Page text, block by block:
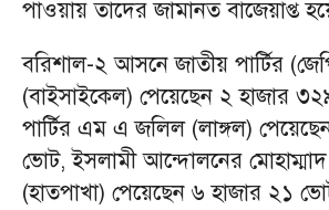
পাওয়ায় তাদের জামানত বাজেয়াপ্ত
বরিশাল-২ আসনে জাতীয় পার্টির
(বাইসাইকেল) পেয়েছেন ২ হাজার
পার্টির এম এ জলিল (লাঙ্গল)
ভোট, ইসলামী আন্দোলনের মোহাম্মাদ
(হাতপাখা) পেয়েছেন ৬ হাজার ২১